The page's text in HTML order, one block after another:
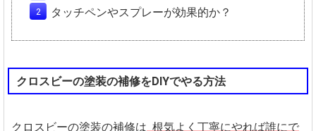
タッチペンやスプレーが効果的か？
クロスビーの塗装の補修をDIYでやる方法
クロスビーの塗装の補修は 根気よく丁寧にやれば誰にで